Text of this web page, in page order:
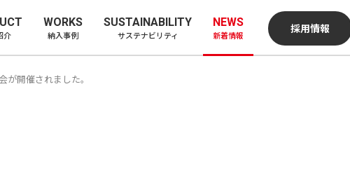
介
WORKS
納入事例
SUSTAINABILITY
サステナビリティ
NEWS
新着情報
採用情報
開催されました。